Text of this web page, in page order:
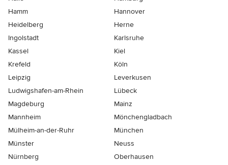
Hamm
Hannover
Heidelberg
Herne
Ingolstadt
Karlsruhe
Kassel
Kiel
Krefeld
Köln
Leipzig
Leverkusen
Ludwigshafen-am-Rhein
Lübeck
Magdeburg
Mainz
Mannheim
Mönchen­gladbach
Mülheim-an-der-Ruhr
München
Münster
Neuss
Nürnberg
Oberhausen